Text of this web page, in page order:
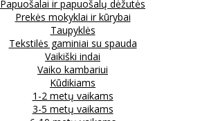
Papuošalai ir papuošalų dėžutės
Prekės mokyklai ir kūrybai
Taupyklės
Tekstilės gaminiai su spauda
Vaikiški indai
Vaiko kambariui
Kūdikiams
1-2 metų vaikams
3-5 metų vaikams